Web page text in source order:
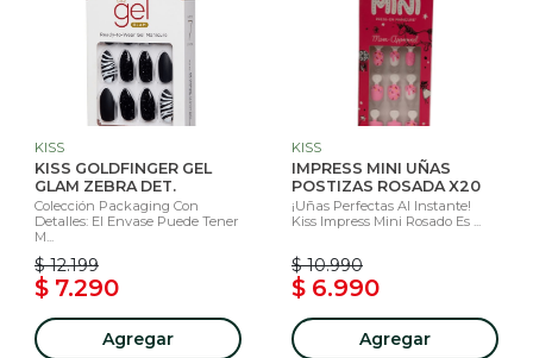
KISS
KISS GOLDFINGER GEL
GLAM ZEBRA DET.
Colección Packaging Con
Detalles: El Envase Puede Tener
M...
$ 12.199
$ 7.290
Agregar
KISS
IMPRESS MINI UÑAS
POSTIZAS ROSADA X20
¡Uñas Perfectas Al Instante!
Kiss Impress Mini Rosado Es ...
$ 10.990
$ 6.990
Agregar